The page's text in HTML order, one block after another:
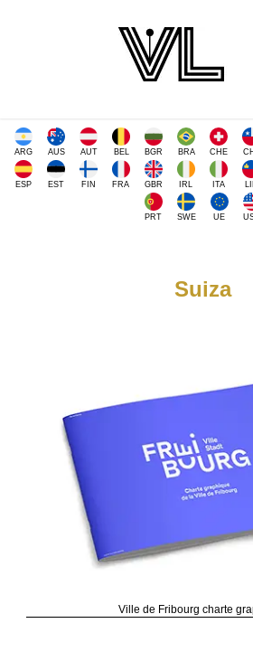
ARG AUS AUT BEL BGR BRA CHE
ESP EST FIN FRA GBR IRL ITA
PRT SWE UE
Suiza
Ville de Fribourg charte